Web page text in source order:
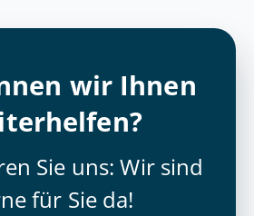
wir Ihnen
Sie uns: Wir sind
für Sie da!